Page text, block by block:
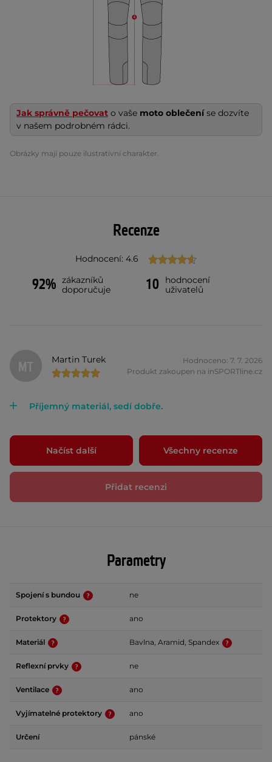
Jak správně pečovat o vaše moto oblečeníse dozvíte
v našem podrobném rádci.
Obrázky mají pouze ilustrativní charakter.
Recenze
Hodnocení: 4.6
92% zákazníků
doporučuje
10
hodnocení
uživatelů
MT Martin Turek
Hodnoceno: 7. 7. 2026
Produkt zakoupen na inSPORTline.cz
Příjemný materiál, sedí dobře.
Načíst další Všechny recenze
Přidat recenzi
Parametry
Spojení s bundou ne
Protektory ano
Materiál Bavlna, Aramid, Spandex
Reflexní prvky ne
Ventilace ano
Vyjímatelné protektory ano
Určení pánské